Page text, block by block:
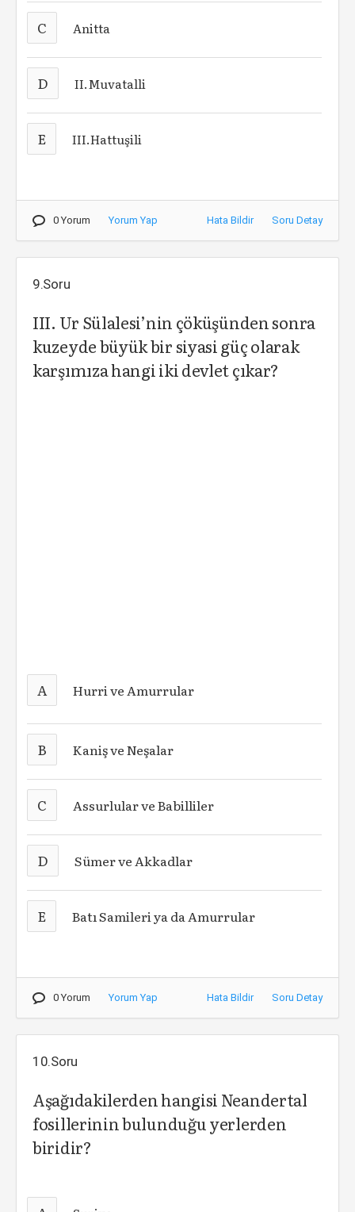
C Anitta
D II.Muvatalli
E III.Hattuşili
0 Yorum Yorum Yap Hata Bildir Soru Detay
9.Soru
III. Ur Sülalesi’nin çöküşünden sonra
kuzeyde büyük bir siyasi güç olarak
karşımıza hangi iki devlet çıkar?
A Hurri ve Amurrular
B Kaniş ve Neşalar
C Assurlular ve Babilliler
D Sümer ve Akkadlar
E Batı Samileri ya da Amurrular
0 Yorum Yorum Yap Hata Bildir Soru Detay
10.Soru
Aşağıdakilerden hangisi Neandertal
fosillerinin bulunduğu yerlerden
biridir?